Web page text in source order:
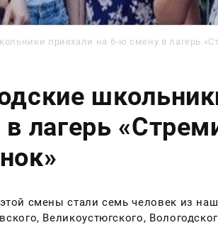
приехали на 6-ю смену в лагерь
в лагерь
смены стали семь человек из
Великоустюгского,